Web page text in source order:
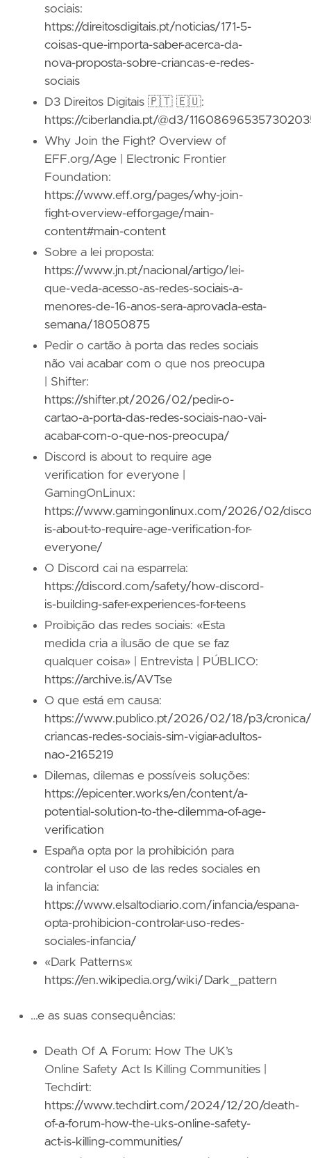
sociais:
https://direitosdigitais.pt/noticias/171-5-
coisas-que-importa-saber-acerca-da-
nova-proposta-sobre-criancas-e-redes-
sociais
D3 Direitos Digitais 🇵🇹 🇪🇺:
https://ciberlandia.pt/@d3/
Why Join the Fight? Overview of
EFF.org/Age | Electronic Frontier
Foundation:
https://www.eff.org/pages/why-join-
fight-overview-efforgage/main-
content#main-content
Sobre a lei proposta:
https://www.jn.pt/nacional/artigo/lei-
que-veda-acesso-as-redes-sociais-a-
menores-de-16-anos-sera-aprovada-esta-
semana/18050875
Pedir o cartão à porta das redes sociais
não vai acabar com o que nos preocupa
| Shifter:
https://shifter.pt/2026/02/pedir-o-
cartao-a-porta-das-redes-sociais-nao-vai-
acabar-com-o-que-nos-preocupa/
Discord is about to require age
verification for everyone |
GamingOnLinux:
https://www.gamingonlinux.com/2026/02/
is-about-to-require-age-verification-for-
everyone/
O Discord cai na esparrela:
https://discord.com/safety/how-discord-
is-building-safer-experiences-for-teens
Proibição das redes sociais: «Esta
medida cria a ilusão de que se faz
qualquer coisa» | Entrevista | PÚBLICO:
https://archive.is/AVTse
O que está em causa:
https://www.publico.pt/2026/02/18/p3/cronica/
criancas-redes-sociais-sim-vigiar-adultos-
nao-2165219
Dilemas, dilemas e possíveis soluções:
https://epicenter.works/en/content/a-
potential-solution-to-the-dilemma-of-age-
verification
España opta por la prohibición para
controlar el uso de las redes sociales en
la infancia:
https://www.elsaltodiario.com/infancia/espana-
opta-prohibicion-controlar-uso-redes-
sociales-infancia/
«Dark Patterns»:
https://en.wikipedia.org/wiki/Dark_pattern
…e as suas consequências:
Death Of A Forum: How The UK’s
Online Safety Act Is Killing Communities |
Techdirt:
https://www.techdirt.com/2024/12/20/death-
of-a-forum-how-the-uks-online-safety-
act-is-killing-communities/